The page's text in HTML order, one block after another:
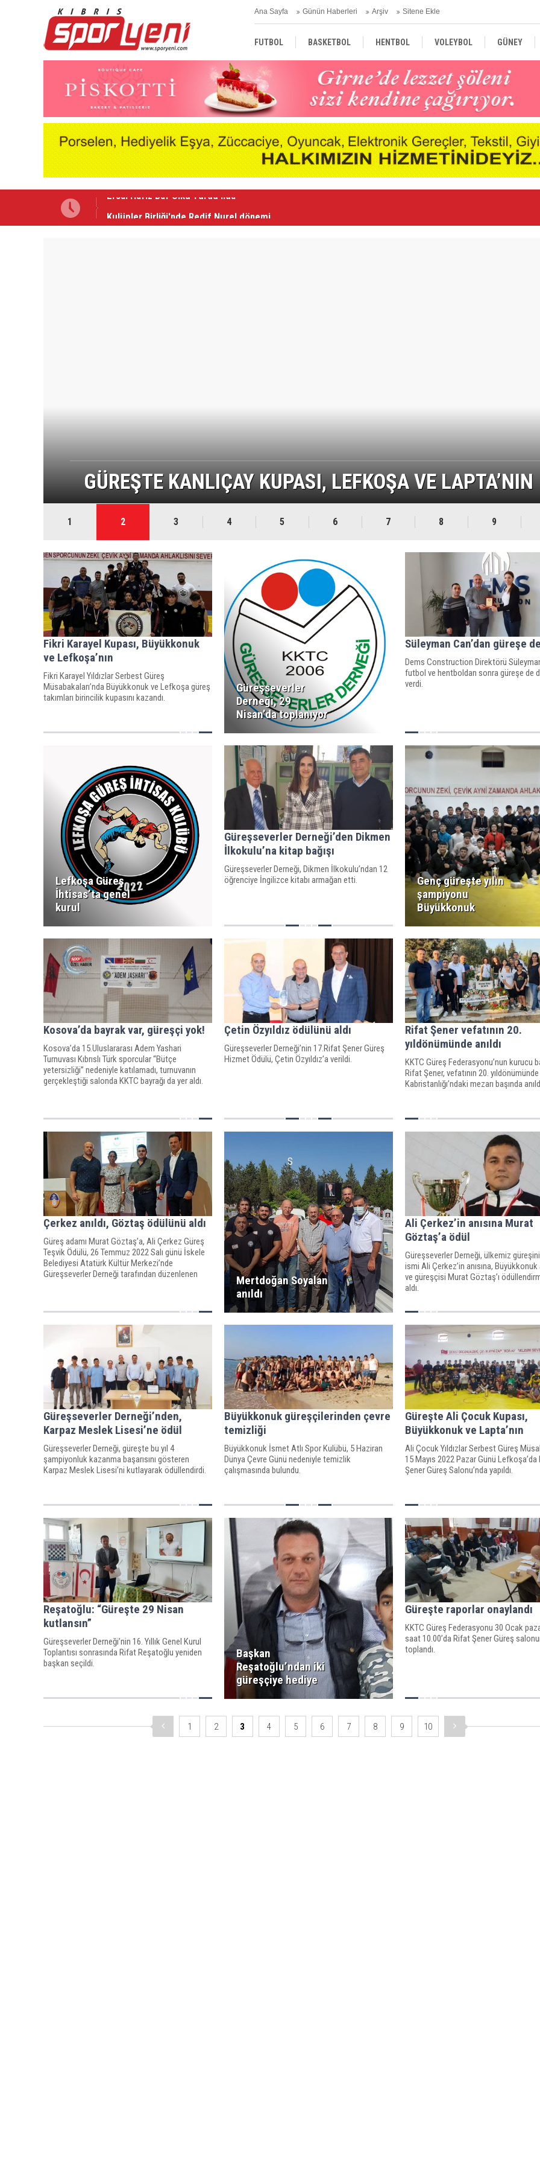
Ana Sayfa Günün Haberleri Arşiv Sitene Ekle
FUTBOL BASKETBOL HENTBOL VOLEYBOL GÜNEY
TÜRKİYE AVRUPA DÜNYA
GÜREŞTE KANLIÇAY KUPASI, LEFKOŞA VE LAPTA’NIN
1 2 3 4 5 6 7 8 9
Fikri Karayel Kupası, Büyükkonuk
ve Lefkoşa’nın
Fikri Karayel Yıldızlar Serbest Güreş
Müsabakaları’nda Büyükkonuk ve Lefkoşa güreş
takımları birincilik kupasını kazandı.
Güreşseverler
Derneği, 29
Nisan’da toplanıyor
Süleyman Can’dan güreşe
Dems Construction Direktörü
futbol ve hentboldan sonra güreşe de
verdi.
Lefkoşa Güreş
İhtisas’ta genel
kurul
Güreşseverler Derneği’den Dikmen
İlkokulu’na kitap bağışı
Güreşseverler Derneği, Dikmen İlkokulu’ndan 12
öğrenciye İngilizce kitabı armağan etti.
Genç güreşte yılın
şampiyonu
Büyükkonuk
Kosova’da bayrak var, güreşçi yok!
Kosova’da 15.Uluslararası Adem Yashari
Turnuvası Kıbrıslı Türk sporcular “Bütçe
yetersizliği” nedeniyle katılamadı, turnuvanın
gerçekleştiği salonda KKTC bayrağı da yer aldı.
Çetin Özyıldız ödülünü aldı
Güreşseverler Derneği’nin 17.Rifat Şener Güreş
Hizmet Ödülü, Çetin Özyıldız’a verildi.
Rifat Şener vefatının 20.
yıldönümünde anıldı
KKTC Güreş Federasyonu’nun kurucu
Rifat Şener, vefatının 20.
Kabristanlığı’ndaki mezarı başında
Çerkez anıldı, Göztaş ödülünü aldı
Güreş adamı Murat Göztaş’a, Ali Çerkez Güreş
Teşvik Ödülü, 26 Temmuz 2022 Salı günü İskele
Belediyesi Atatürk Kültür Merkezi’nde
Güreşseverler Derneği tarafından düzenlenen
Mertdoğan Soyalan
anıldı
Ali Çerkez’in anısına Murat
Göztaş’a ödül
Güreşseverler Derneği, ülkemiz
ismi Ali Çerkez’in anısına,
ve güreşçisi Murat Göztaş’ı
aldı.
Güreşseverler Derneği’nden,
Karpaz Meslek Lisesi’ne ödül
Güreşseverler Derneği, güreşte bu yıl 4
şampiyonluk kazanma başarısını gösteren
Karpaz Meslek Lisesi’ni kutlayarak ödüllendirdi.
Büyükkonuk güreşçilerinden çevre
temizliği
Büyükkonuk İsmet Atlı Spor Kulübü, 5 Haziran
Dünya Çevre Günü nedeniyle temizlik
çalışmasında bulundu.
Güreşte Ali Çocuk Kupası,
Büyükkonuk ve Lapta’nın
Ali Çocuk Yıldızlar Serbest Güreş
15 Mayıs 2022 Pazar Günü
Şener Güreş Salonu’nda yapıldı.
Reşatoğlu: “Güreşte 29 Nisan
kutlansın”
Güreşseverler Derneği’nin 16. Yıllık Genel Kurul
Toplantısı sonrasında Rifat Reşatoğlu yeniden
başkan seçildi.
Başkan
Reşatoğlu’ndan iki
güreşçiye hediye
Güreşte raporlar onaylandı
KKTC Güreş Federasyonu 30 Ocak
saat 10.00’da Rifat Şener Güreş
toplandı.
1 2 3 4 5 6 7 8 9 10
S